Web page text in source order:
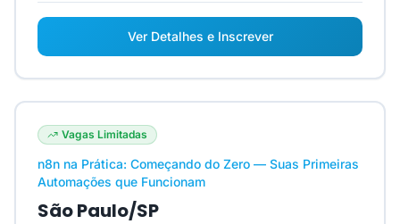
Ver Detalhes e Inscrever
Vagas Limitadas
n8n na Prática: Começando do Zero — Suas Primeiras
Automações que Funcionam
São Paulo/SP